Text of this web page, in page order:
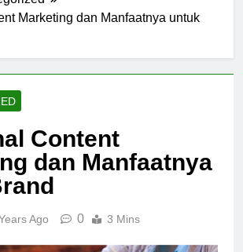
Marketing dan Manfaatnya untuk
Content
dan Manfaatnya
Ago 0 3 Mins